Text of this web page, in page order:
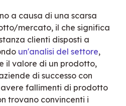
a causa di una scarsa
mercato, il che significa
clienti disposti a
un'analisi del settore,
il valore di un prodotto,
di successo con
fallimenti di prodotto
trovano convincenti i